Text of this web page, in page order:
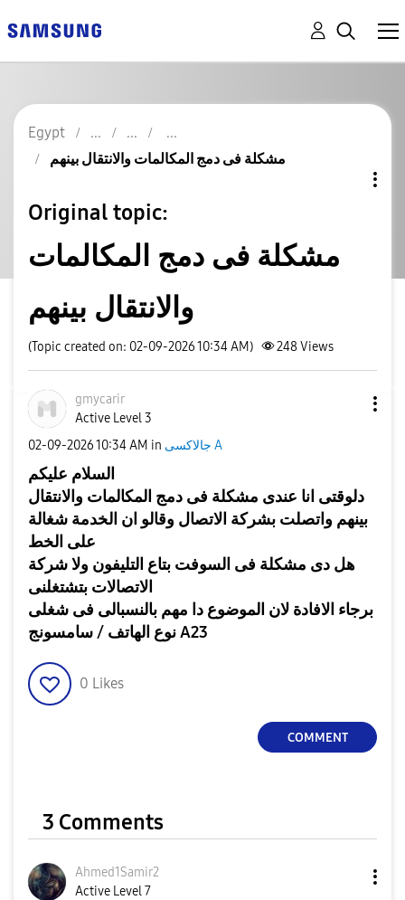
Egypt
مشكلة فى دمج المكالمات والانتقال بينهم
Original topic:
مشكلة فى دمج المكالمات
والانتقال بينهم
(Topic created on: 02-09-2026 10:34 AM) 248Views
gmycarir
Active Level 3
‎02-09-202610:34 AM in جالاكسى A
دلوقتى انا عندى مشكلة فى دمج المكالمات والانتقال
بينهم واتصلت بشركة الاتصال وقالو ان الخدمة شغالة
هل دى مشكلة فى السوفت بتاع التليفون ولا شركة
نوع الهاتف / سامسونج A23
0 Likes
COMMENT
3 Comments
Ahmed1Samir2
Active Level 7